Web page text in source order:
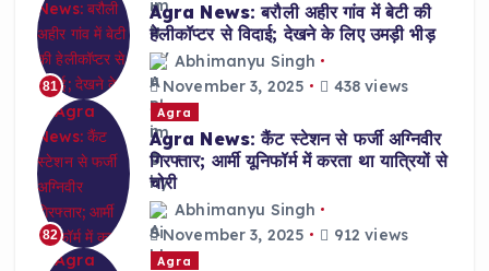
81
Agra News: बरौली अहीर गांव में बेटी की
हेलीकॉप्टर से विदाई; देखने के लिए उमड़ी भीड़
Abhimanyu Singh
November 3, 2025
438 views
82
Agra
Agra News: कैंट स्टेशन से फर्जी अग्निवीर
गिरफ्तार; आर्मी यूनिफॉर्म में करता था यात्रियों से
चोरी
Abhimanyu Singh
November 3, 2025
912 views
Agra